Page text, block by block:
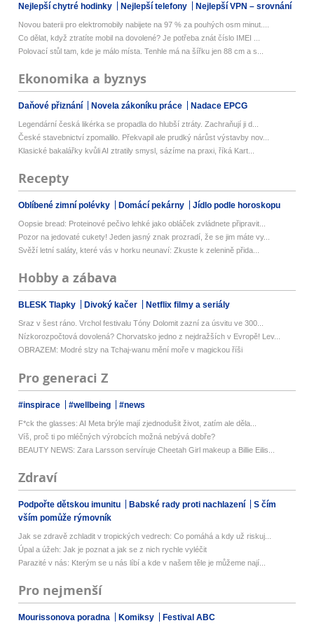
Nejlepší chytré hodinky Nejlepší telefony Nejlepší VPN – srovnání
Novou baterii pro elektromobily nabijete na 97 % za pouhých osm minut....
Co dělat, když ztratíte mobil na dovolené? Je potřeba znát číslo IMEI ...
Polovací stůl tam, kde je málo místa. Tenhle má na šířku jen 88 cm a s...
Ekonomika a byznys
Daňové přiznání Novela zákoníku práce Nadace EPCG
Legendární česká likérka se propadla do hlubší ztráty. Zachraňují ji d...
České stavebnictví zpomalilo. Překvapil ale prudký nárůst výstavby nov...
Klasické bakalářky kvůli AI ztratily smysl, sázíme na praxi, říká Kart...
Recepty
Oblíbené zimní polévky Domácí pekárny Jídlo podle horoskopu
Oopsie bread: Proteinové pečivo lehké jako obláček zvládnete připravit...
Pozor na jedovaté cukety! Jeden jasný znak prozradí, že se jim máte vy...
Svěží letní saláty, které vás v horku neunaví: Zkuste k zelenině přida...
Hobby a zábava
BLESK Tlapky Divoký kačer Netflix filmy a seriály
Sraz v šest ráno. Vrchol festivalu Tóny Dolomit zazní za úsvitu ve 300...
Nízkorozpočtová dovolená? Chorvatsko jedno z nejdražších v Evropě! Lev...
OBRAZEM: Modré slzy na Tchaj-wanu mění moře v magickou říši
Pro generaci Z
#inspirace #wellbeing #news
F*ck the glasses: AI Meta brýle mají zjednodušit život, zatím ale děla...
Víš, proč ti po mléčných výrobcích možná nebývá dobře?
BEAUTY NEWS: Zara Larsson servíruje Cheetah Girl makeup a Billie Eilis...
Zdraví
Podpořte dětskou imunitu Babské rady proti nachlazení
S čím
vším pomůže rýmovník
Jak se zdravě zchladit v tropických vedrech: Co pomáhá a kdy už riskuj...
Úpal a úžeh: Jak je poznat a jak se z nich rychle vyléčit
Parazité v nás: Kterým se u nás líbí a kde v našem těle je můžeme nají...
Pro nejmenší
Mourissonova poradna Komiksy Festival ABC